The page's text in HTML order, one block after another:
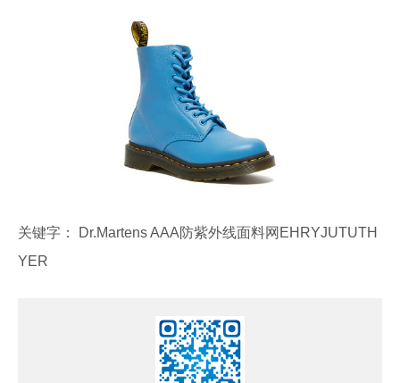
关键字： Dr.Martens AAA防紫外线面料网EHRYJUTUTH
YER